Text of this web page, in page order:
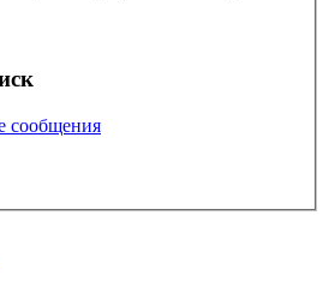
сообщения